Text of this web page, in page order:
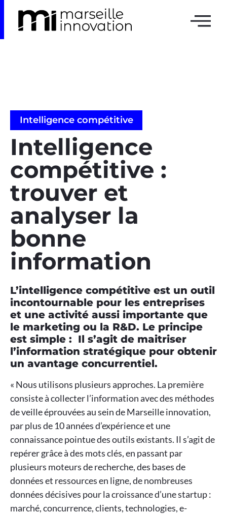
Intelligence compétitive
Intelligence
compétitive :
trouver et
analyser la
bonne
information
L’intelligence compétitive est un outil
incontournable pour les entreprises
et une activité aussi importante que
le marketing ou la R&D. Le principe
est simple : Il s’agit de maitriser
l’information stratégique pour obtenir
un avantage concurrentiel.
« Nous utilisons plusieurs approches. La première
consiste à collecter l’information avec des méthodes
de veille éprouvées au sein de Marseille innovation,
par plus de 10 années d’expérience et une
connaissance pointue des outils existants. Il s’agit de
repérer grâce à des mots clés, en passant par
plusieurs moteurs de recherche, des bases de
données et ressources en ligne, de nombreuses
données décisives pour la croissance d’une startup :
marché, concurrence, clients, technologies, e-